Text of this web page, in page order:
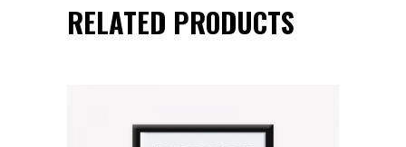
RELATED PRODUCTS